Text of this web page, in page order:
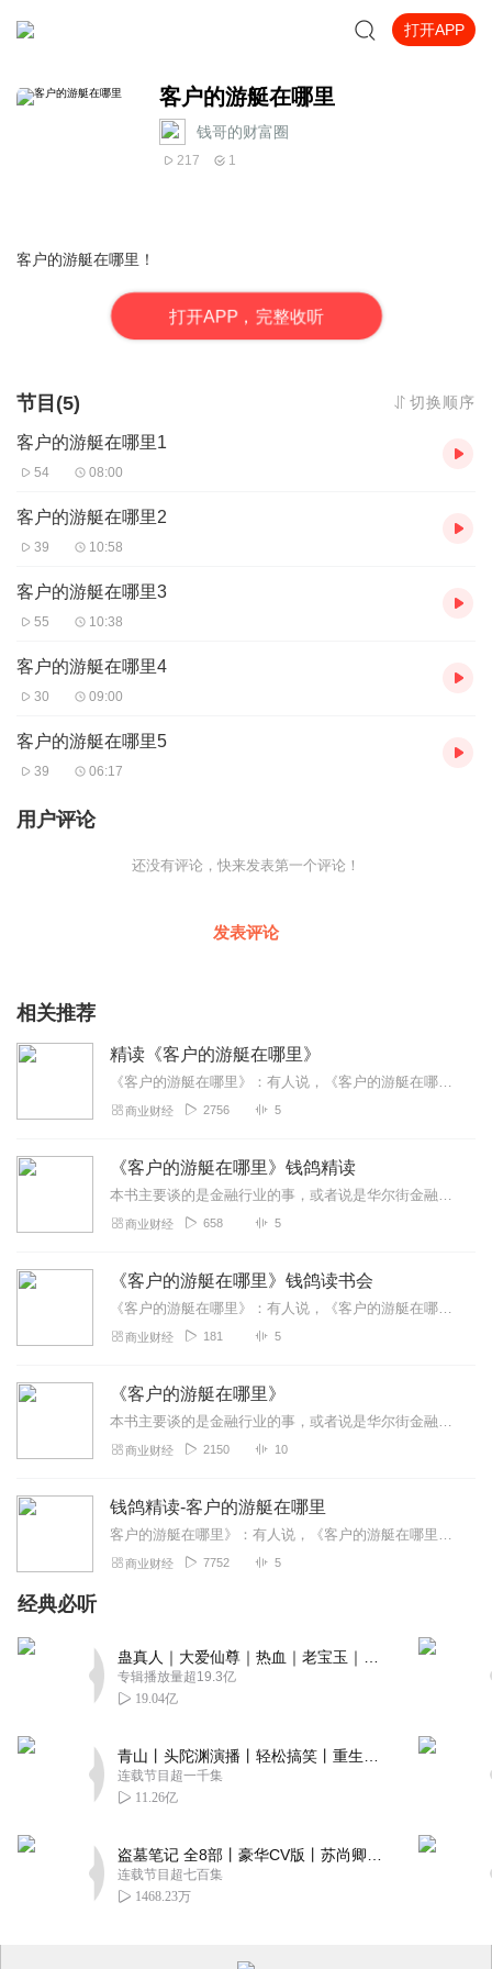
打开APP
客户的游艇在哪里
钱哥的财富圈
217 1
客户的游艇在哪里！
打开APP，完整收听
节目(5) 切换顺序
客户的游艇在哪里1
54 08:00
客户的游艇在哪里2
39 10:58
客户的游艇在哪里3
55 10:38
客户的游艇在哪里4
30 09:00
客户的游艇在哪里5
39 06:17
用户评论
还没有评论，快来发表第一个评论！
发表评论
相关推荐
精读《客户的游艇在哪里》
《客户的游艇在哪里》：有人说，《客户的游艇在哪里》对股市和股民的刻画与今天惊人的一致。有人说，《客户的游艇在哪里》讲的是l929年股市崩盘前后的故事，可以说是对...
商业财经 2756 5
《客户的游艇在哪里》钱鸽精读
本书主要谈的是金融行业的事，或者说是华尔街金融圈子的众生相。通过本书，你可以了解从银行家到经纪人，从交易员到推销员，他们在市场交易中的作用，还可以了解他们的行为...
商业财经 658 5
《客户的游艇在哪里》钱鸽读书会
《客户的游艇在哪里》：有人说，《客户的游艇在哪里》对股市和股民的刻画与今天惊人的一致。有人说，《客户的游艇在哪里》讲的是l929年股市崩盘前后的故事，可以说是对...
商业财经 181 5
《客户的游艇在哪里》
本书主要谈的是金融行业的事，或者说是华尔街金融圈子的众生相。通过本书，你可以了解从银行家到经纪人，从交易员到推销员，他们在市场交易中的作用，还可以了解他们的行为...
商业财经 2150 10
钱鸽精读-客户的游艇在哪里
客户的游艇在哪里》：有人说，《客户的游艇在哪里》对股市和股民的刻画与今天惊人的一致。有人说，《客户的游艇在哪里》讲的是l929年股市崩盘前后的故事，可以说是对投...
商业财经 7752 5
经典必听
专辑播放量超19.3亿
19.04亿
连载节目超一千集
11.26亿
连载节目超七百集
1468.23万